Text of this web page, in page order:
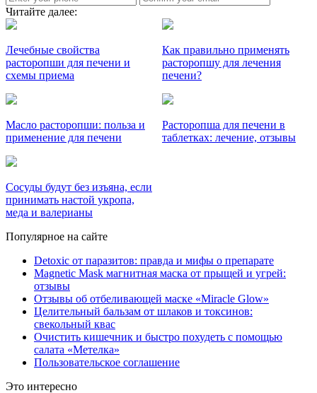
Читайте далее:
Лечебные свойства
расторопши для печени и
схемы приема
Как правильно применять
расторопшу для лечения
печени?
Масло расторопши: польза и
применение для печени
Расторопша для печени в
таблетках: лечение, отзывы
Сосуды будут без изъяна, если
принимать настой укропа,
меда и валерианы
Популярное на сайте
Detoxic от паразитов: правда и мифы о препарате
Magnetic Mask магнитная маска от прыщей и угрей:
отзывы
Отзывы об отбеливающей маске «Miracle Glow»
Целительный бальзам от шлаков и токсинов:
свекольный квас
Очистить кишечник и быстро похудеть с помощью
салата «Метелка»
Пользовательское соглашение
Это интересно